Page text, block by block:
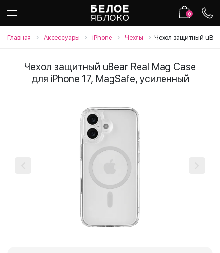
0
Главная Аксессуары iPhone Чехлы Чехол защитный
Чехол защитный uBear Real Mag Case
для iPhone 17, MagSafe, усиленный